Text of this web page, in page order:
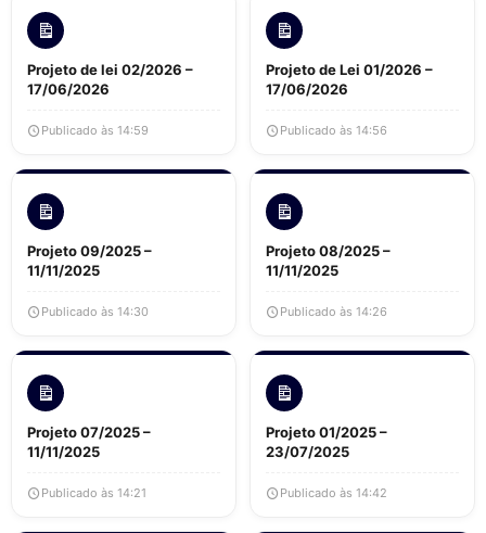
Projeto de lei 02/2026 –
17/06/2026
Publicado às 14:59
Projeto de Lei 01/2026 –
17/06/2026
Publicado às 14:56
Projeto 09/2025 –
11/11/2025
Publicado às 14:30
Projeto 08/2025 –
11/11/2025
Publicado às 14:26
Projeto 07/2025 –
11/11/2025
Publicado às 14:21
Projeto 01/2025 –
23/07/2025
Publicado às 14:42